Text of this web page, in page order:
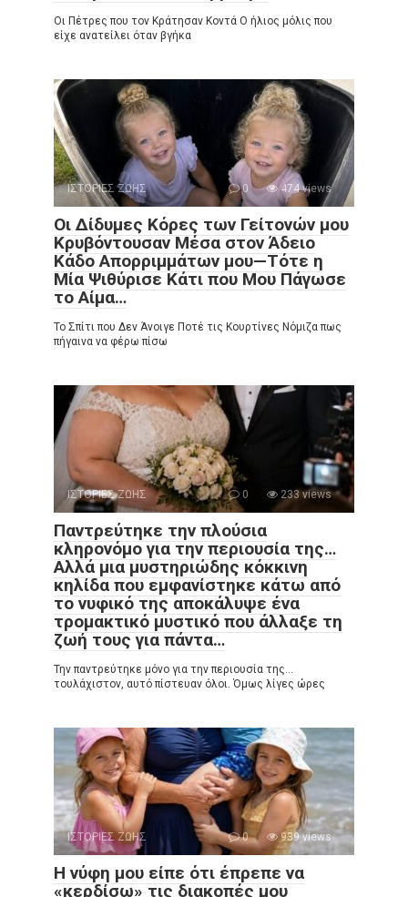
Οι Πέτρες που τον Κράτησαν Κοντά Ο ήλιος μόλις που
είχε ανατείλει όταν βγήκα
ΙΣΤΟΡΙΕΣ ΖΩΗΣ 0 474 views
Οι Δίδυμες Κόρες των Γείτονών μου
Κρυβόντουσαν Μέσα στον Άδειο
Κάδο Απορριμμάτων μου—Τότε η
Μία Ψιθύρισε Κάτι που Μου Πάγωσε
το Αίμα…
Το Σπίτι που Δεν Άνοιγε Ποτέ τις Κουρτίνες Νόμιζα πως
πήγαινα να φέρω πίσω
ΙΣΤΟΡΙΕΣ ΖΩΗΣ 0 233 views
Παντρεύτηκε την πλούσια
κληρονόμο για την περιουσία της…
Αλλά μια μυστηριώδης κόκκινη
κηλίδα που εμφανίστηκε κάτω από
το νυφικό της αποκάλυψε ένα
τρομακτικό μυστικό που άλλαξε τη
ζωή τους για πάντα…
Την παντρεύτηκε μόνο για την περιουσία της…
τουλάχιστον, αυτό πίστευαν όλοι. Όμως λίγες ώρες
ΙΣΤΟΡΙΕΣ ΖΩΗΣ 0 939 views
Η νύφη μου είπε ότι έπρεπε να
«κερδίσω» τις διακοπές μου